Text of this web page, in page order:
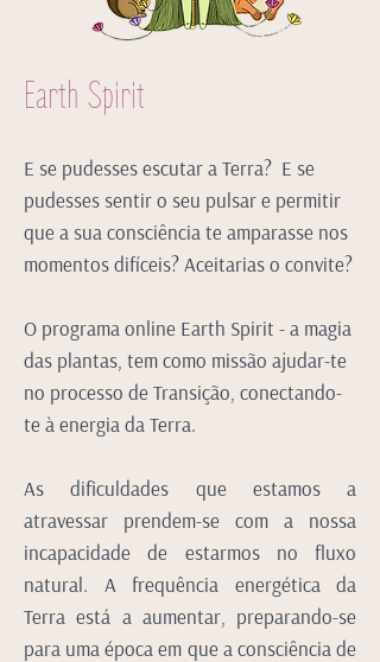
Earth Spirit
E se pudesses escutar a Terra? E se
pudesses sentir o seu pulsar e permitir
que a sua consciência te amparasse nos
momentos difíceis? Aceitarias o convite?
O programa online Earth Spirit - a magia
das plantas, tem como missão ajudar-te
no processo de Transição, conectando-
te à energia da Terra.
As dificuldades que estamos a
atravessar prendem-se com a nossa
incapacidade de estarmos no fluxo
natural. A frequência energética da
Terra está a aumentar, preparando-se
para uma época em que a consciência de